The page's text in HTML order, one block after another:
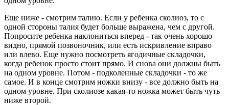
Еще ниже - смотрим талию. Если у ребенка сколиоз, то с
одной стороны талия будет больше выражена, чем с другой.
Попросите ребенка наклониться вперед - так очень хорошо
видно, прямой позвоночник, или есть искривление вправо
или влево. Еще нужно посмотреть ягодичные складочки,
когда ребенок просто стоит прямо. И снова они должны быть
на одном уровне. Потом - подколенные складочки - то же
самое. И в конце смотрим ножки внизу - все должно быть на
одном уровне. При сколиозе какая-то ножка может быть чуть
ниже второй.